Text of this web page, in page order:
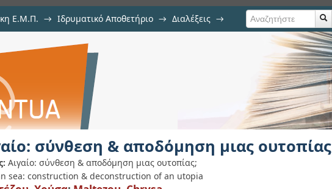
Ε.Μ.Π. → Ιδρυματικό Αποθετήριο → Διαλέξεις →
μιας ουτοπίας
σύνθεση & αποδόμηση μιας ουτοπίας
Αιγαίο: σύνθεση & αποδόμηση μιας ουτοπίας;
sea: construction & deconstruction of an utopia